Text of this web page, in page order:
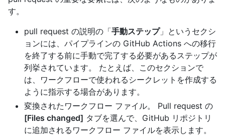
す。
pull request の説明の「手動ステップ」というセクシ
ョンには、パイプラインの GitHub Actions への移行
を終了する前に手動で完了する必要があるステップが
列挙されています。 たとえば、このセクションで
は、ワークフローで使われるシークレットを作成する
ように指示する場合があります。
変換されたワークフロー ファイル。 Pull request の
[Files changed] タブを選んで、GitHub リポジトリ
に追加されるワークフロー ファイルを表示します。